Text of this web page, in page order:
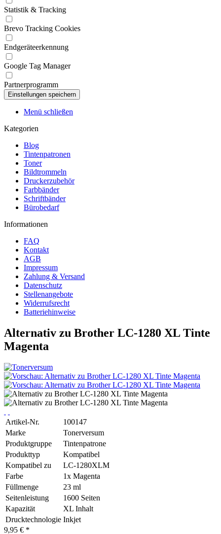
Statistik & Tracking
Brevo Tracking Cookies
Endgeräteerkennung
Google Tag Manager
Partnerprogramm
Menü schließen
Kategorien
Blog
Tintenpatronen
Toner
Bildtrommeln
Druckerzubehör
Farbbänder
Schriftbänder
Bürobedarf
Informationen
FAQ
Kontakt
AGB
Impressum
Zahlung & Versand
Datenschutz
Stellenangebote
Widerrufsrecht
Batteriehinweise
Alternativ zu Brother LC-1280 XL Tinte
Magenta
Artikel-Nr.
100147
Marke
Tonerversum
Produktgruppe
Tintenpatrone
Produkttyp
Kompatibel
Kompatibel zu
LC-1280XLM
Farbe
1x Magenta
Füllmenge
23 ml
Seitenleistung
1600 Seiten
Kapazität
XL Inhalt
Drucktechnologie Inkjet
9,95 € *